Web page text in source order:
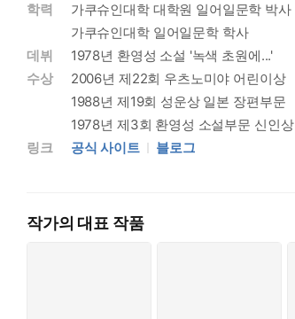
학력
가쿠슈인대학 대학원 일어일문학 박사
가쿠슈인대학 일어일문학 학사
데뷔
1978년 환영성 소설 '녹색 초원에...'
수상
2006년 제22회 우츠노미야 어린이상
1988년 제19회 성운상 일본 장편부문
1978년 제3회 환영성 소설부문 신인상
링크
공식 사이트 블로그
작가의 대표 작품